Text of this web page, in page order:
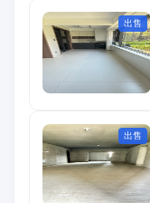
出售
出售